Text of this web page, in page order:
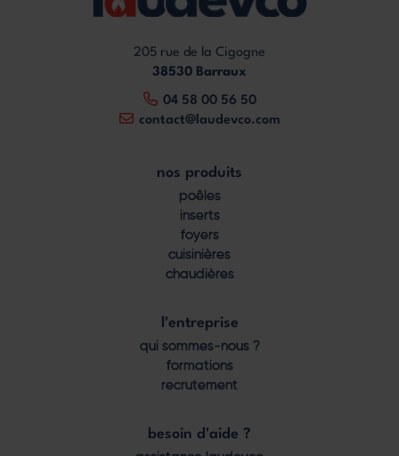
205 rue de la Cigogne
38530 Barraux
04 58 00 56 50
contact@laudevco.com
nos produits
poêles
inserts
foyers
cuisinières
chaudières
l'entreprise
qui sommes-nous ?
formations
recrutement
besoin d'aide ?